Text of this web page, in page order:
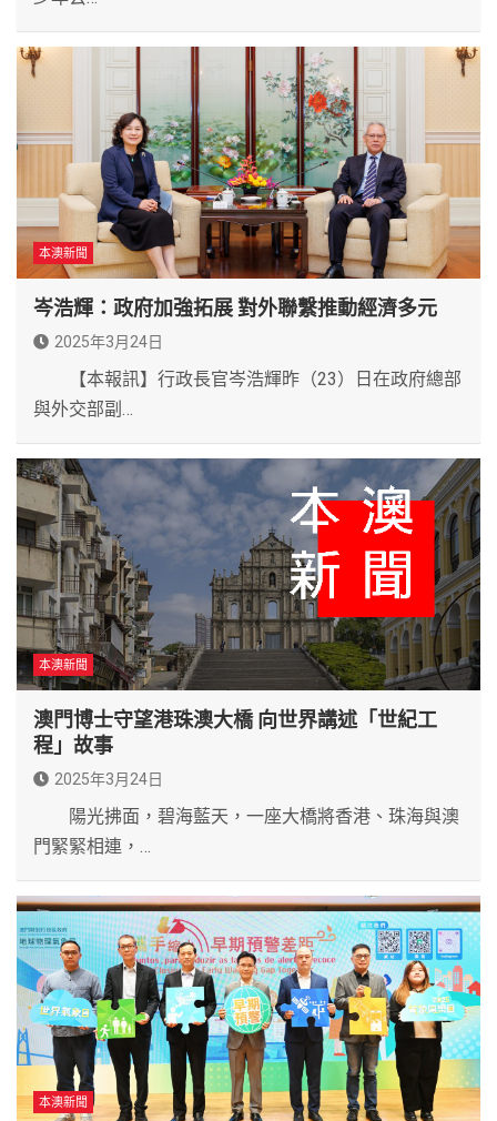
本澳新聞
岑浩輝：政府加強拓展 對外聯繫推動經濟多元
2025年3月24日
【本報訊】行政長官岑浩輝昨（23）日在政府總部
與外交部副…
本澳新聞
澳門博士守望港珠澳大橋 向世界講述「世紀工
程」故事
2025年3月24日
陽光拂面，碧海藍天，一座大橋將香港、珠海與澳
門緊緊相連，…
本澳新聞